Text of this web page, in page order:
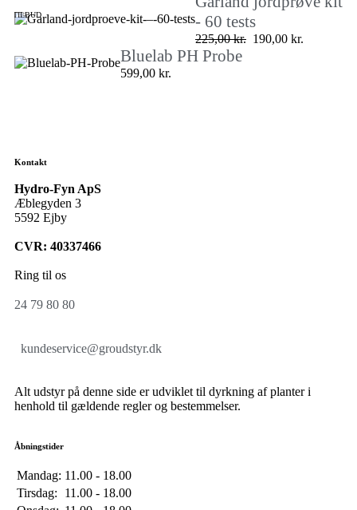
TILBUD
- 60 tests
225,00kr. 190,00 kr.
Bluelab PH Probe
599,00 kr.
Kontakt
Hydro-Fyn ApS
Æblegyden 3
5592 Ejby
CVR: 40337466
Ring til os
24 79 80 80
kundeservice@groudstyr.dk
Alt udstyr på denne side er udviklet til dyrkning af planter i
henhold til gældende regler og bestemmelser.
Åbningstider
Mandag: 11.00 - 18.00
Tirsdag:
11.00 - 18.00